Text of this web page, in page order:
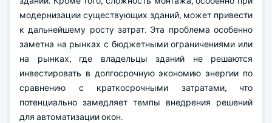
модернизации существующих зданий, может привести
к дальнейшему росту затрат. Эта проблема особенно
заметна на рынках с бюджетными ограничениями или
на рынках, где владельцы зданий не решаются
инвестировать в долгосрочную экономию энергии по
сравнению с краткосрочными затратами, что
потенциально замедляет темпы внедрения решений
для автоматизации окон.